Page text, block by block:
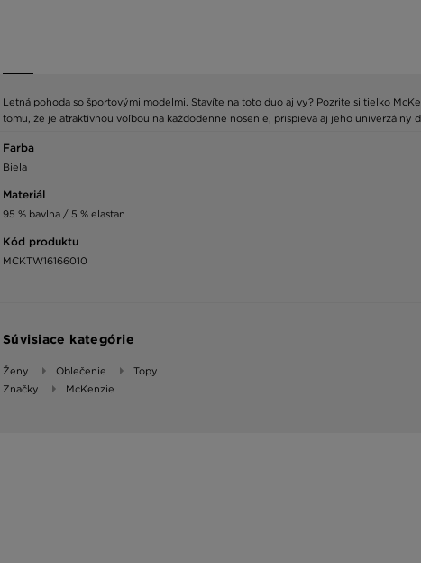
Letná pohoda so športovými modelmi. Stavíte na toto duo aj vy? Pozrite si tielko
tomu, že je atraktívnou voľbou na každodenné nosenie, prispieva aj jeho
Farba
Biela
Materiál
95 % bavlna / 5 % elastan
Kód produktu
MCKTW16166010
Súvisiace kategórie
Ženy Oblečenie
Topy
Značky
McKenzie